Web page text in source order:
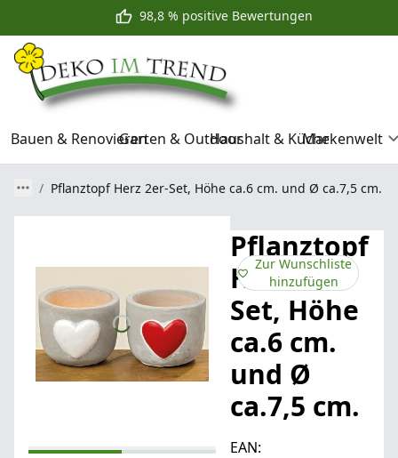
98,8 % positive Bewertungen
Bauen & RenovierenGarten & OutdoorHaushalt & KücheMarkenwelt
Pflanztopf Herz 2er-Set, Höhe ca.6 cm. und Ø ca.7,5 cm.
Pflanztopf
Herz 2er-
Set, Höhe
ca.6 cm.
und Ø
ca.7,5 cm.
EAN:
Zur Wunschliste
hinzufügen